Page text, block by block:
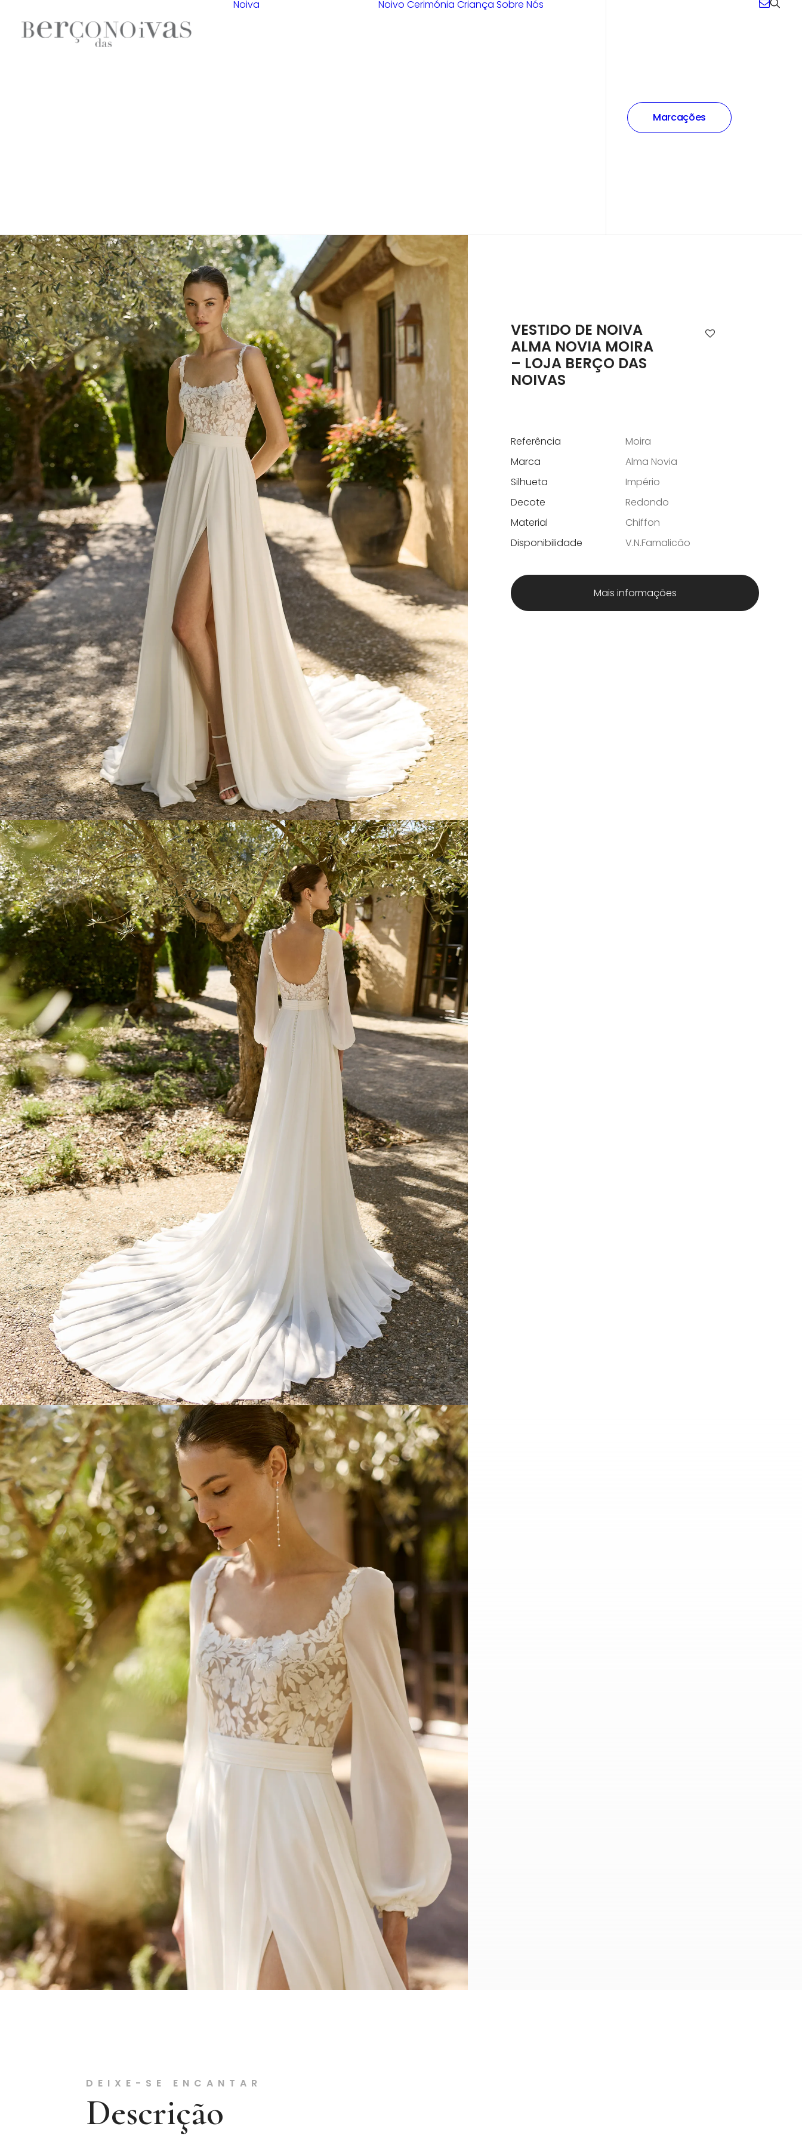
Noiva
Noivo Cerimónia Criança Sobre Nós
Marcações
VESTIDO DE NOIVA
ALMA NOVIA MOIRA
– LOJA BERÇO DAS
NOIVAS
Referência
Moira
Marca
Alma Novia
Silhueta
Império
Decote
Redondo
Material
Chiffon
Disponibilidade
V.N.Famalicão
Mais informações
DEIXE-SE ENCANTAR
Descrição